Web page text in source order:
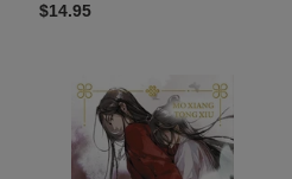
Precio
$14.95
BENDICION
OFICIAL